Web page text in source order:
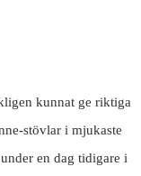
kunnat ge riktiga
stövlar i mjukaste
en dag tidigare i